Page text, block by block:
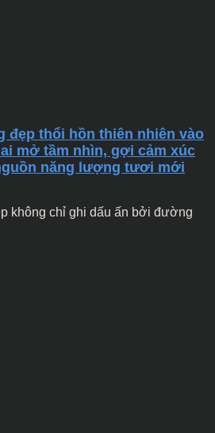
đẹp thổi hồn thiên nhiên vào
mở tầm nhìn, gợi cảm xúc
năng lượng tươi mới
không chỉ ghi dấu ấn bởi đường